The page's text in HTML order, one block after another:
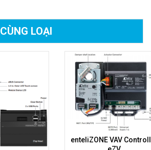
CÙNG LOẠI
enteliZONE VAV Controller